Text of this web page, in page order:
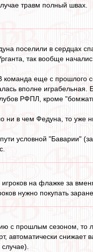
травм полный швах.
поселили в сердцах
так вообще
еще с прошлого
вполне
РФПЛ, кроме
ни в чем Федуна, то уже
условной "Баварии"
на флажке за
нужно покупать
с прошлым сезоном,
снижает